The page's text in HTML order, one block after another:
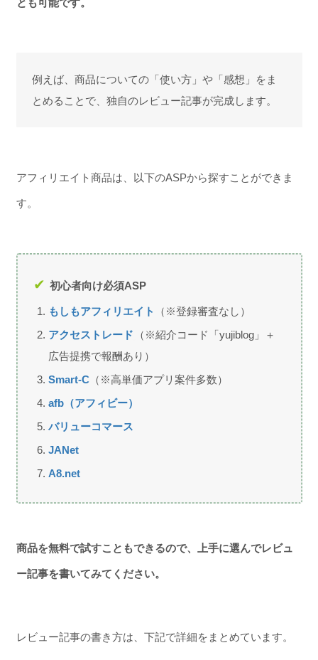
例えば、商品についての「使い方」や「感想」をま
とめることで、独自のレビュー記事が完成します。
アフィリエイト商品は、以下のASPから探すことができま
す。
初心者向け必須ASP
もしもアフィリエイト
（※登録審査なし）
アクセストレード
（※紹介コード「yujiblog」＋
広告提携で報酬あり）
Smart-C （※高単価アプリ案件多数）
afb（アフィビー）
バリューコマース
JANet
A8.net
商品を無料で試すこともできるので、上手に選んでレビュ
ー記事を書いてみてください。
レビュー記事の書き方は、下記で詳細をまとめています。